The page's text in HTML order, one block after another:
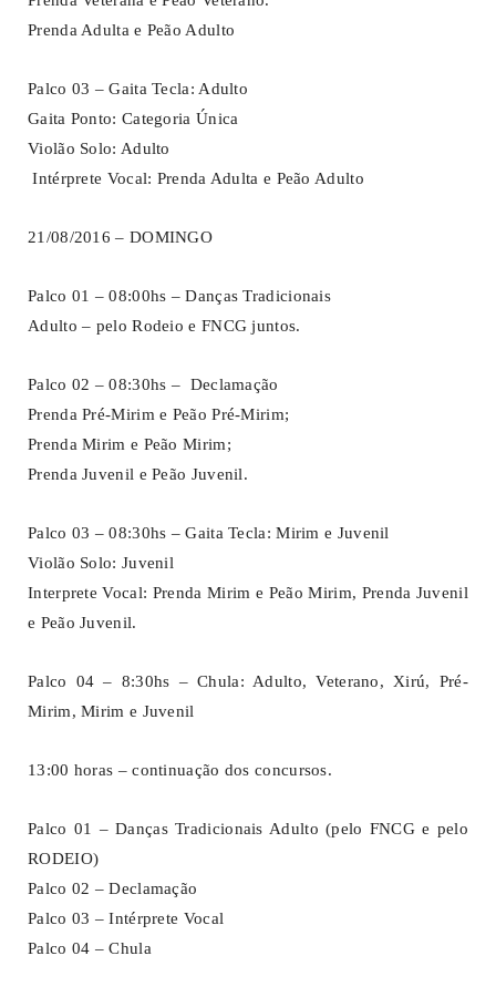
Prenda Adulta e Peão Adulto
Palco 03 – Gaita Tecla: Adulto
Gaita Ponto: Categoria Única
Violão Solo: Adulto
Intérprete Vocal: Prenda Adulta e Peão Adulto
21/08/2016 – DOMINGO
Palco 01 – 08:00hs – Danças Tradicionais
Adulto – pelo Rodeio e FNCG juntos.
Palco 02 – 08:30hs – Declamação
Prenda Pré-Mirim e Peão Pré-Mirim;
Prenda Mirim e Peão Mirim;
Prenda Juvenil e Peão Juvenil.
Palco 03 – 08:30hs – Gaita Tecla: Mirim e Juvenil
Violão Solo: Juvenil
Interprete Vocal: Prenda Mirim e Peão Mirim, Prenda Juvenil
e Peão Juvenil.
Palco 04 – 8:30hs – Chula: Adulto, Veterano, Xirú, Pré-
Mirim, Mirim e Juvenil
13:00 horas – continuação dos concursos.
Palco 01 – Danças Tradicionais Adulto (pelo FNCG e pelo
RODEIO)
Palco 02 – Declamação
Palco 03 – Intérprete Vocal
Palco 04 – Chula